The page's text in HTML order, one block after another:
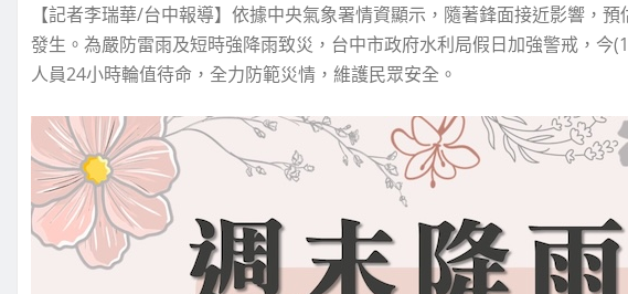
【記者李瑞華/台中報導】依據中央氣象署情資顯示，隨著鋒面接近影響，
發生。為嚴防雷雨及短時強降雨致災，台中市政府水利局假日加強警戒，今
人員24小時輪值待命，全力防範災情，維護民眾安全。